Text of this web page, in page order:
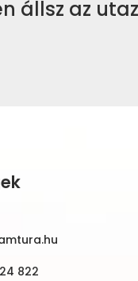
állsz az
822